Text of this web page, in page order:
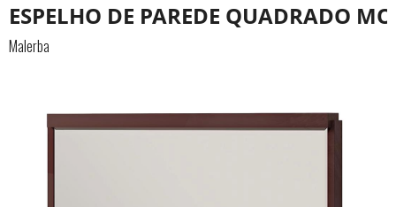
ESPELHO DE PAREDE QUADRADO
Malerba